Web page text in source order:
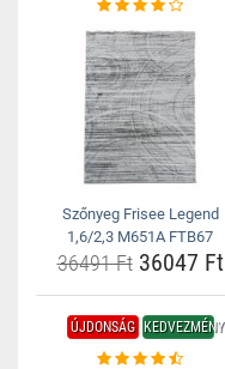
Szőnyeg Frisee Legend
1,6/2,3 M651A FTB67
36491 Ft36047 Ft
ÚJDONSÁG KEDVEZMÉNY